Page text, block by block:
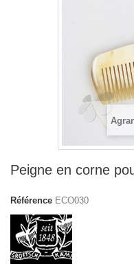
Peigne en corne
Référence ECO030